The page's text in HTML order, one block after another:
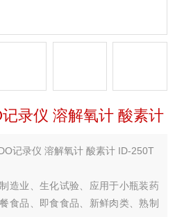
录仪 溶解氧计 酸素计
记录仪 溶解氧计 酸素计 ID-250T
造业、生化试验、应用于小瓶装药
食品、即食食品、新鲜肉类、熟制